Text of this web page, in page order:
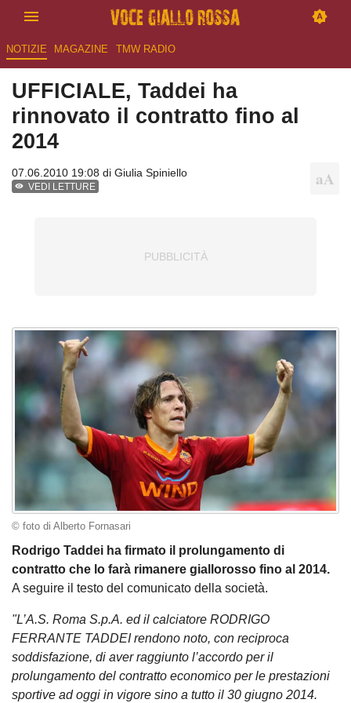
NOTIZIE MAGAZINE TMW RADIO
UFFICIALE, Taddei ha
rinnovato il contratto fino al
2014
07.06.2010 19:08 di Giulia Spiniello
VEDI LETTURE
© foto di Alberto Fornasari
Rodrigo Taddei ha firmato il prolungamento di
contratto che lo farà rimanere giallorosso fino al 2014.
A seguire il testo del comunicato della società.
"L’A.S. Roma S.p.A. ed il calciatore RODRIGO
FERRANTE TADDEI rendono noto, con reciproca
soddisfazione, di aver raggiunto l’accordo per il
prolungamento del contratto economico per le prestazioni
sportive ad oggi in vigore sino a tutto il 30 giugno 2014.